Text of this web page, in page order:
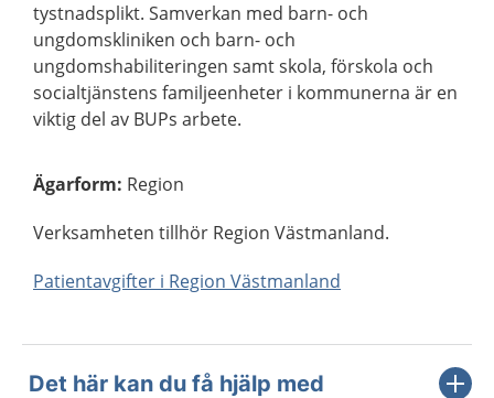
tystnadsplikt. Samverkan med barn- och
ungdomskliniken och barn- och
ungdomshabiliteringen samt skola, förskola och
socialtjänstens familjeenheter i kommunerna är en
viktig del av BUPs arbete.
Ägarform: Region
Verksamheten tillhör Region Västmanland.
Patientavgifter i Region Västmanland
Det här kan du få hjälp med